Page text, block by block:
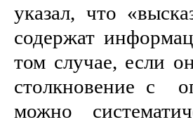
указал, что
содержат
том случае, если
столкновение с
можно